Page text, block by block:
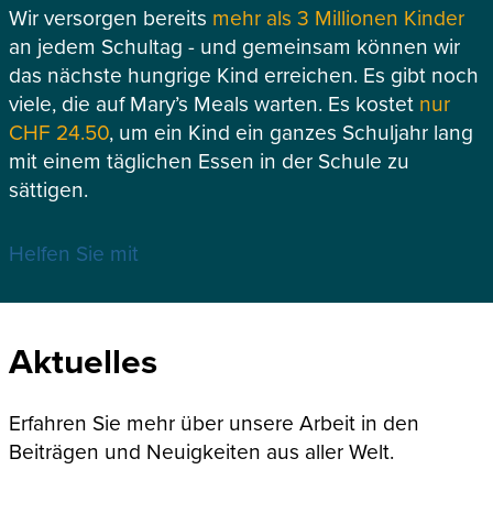
Wir versorgen bereits mehr als 3 Millionen Kinder
an jedem Schultag - und gemeinsam können wir
das nächste hungrige Kind erreichen. Es gibt noch
viele, die auf Mary’s Meals warten. Es kostet nur
CHF 24.50, um ein Kind ein ganzes Schuljahr lang
mit einem täglichen Essen in der Schule zu
sättigen.
Helfen Sie mit
Aktuelles
Erfahren Sie mehr über unsere Arbeit in den
Beiträgen und Neuigkeiten aus aller Welt.